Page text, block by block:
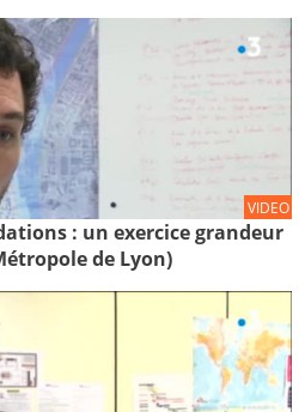
VIDEO
: un exercice grandeur
de Lyon)